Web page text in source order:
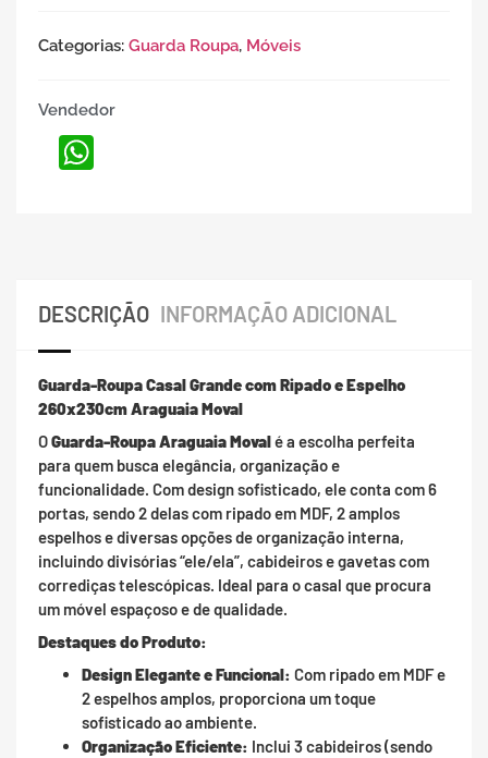
Categorias: Guarda Roupa, Móveis
Vendedor
DESCRIÇÃO INFORMAÇÃO ADICIONAL
Guarda-Roupa Casal Grande com Ripado e Espelho
260x230cm Araguaia Moval
OGuarda-Roupa Araguaia Movalé a escolha perfeita
para quem busca elegância, organização e
funcionalidade. Com design sofisticado, ele conta com 6
portas, sendo 2 delas com ripado em MDF, 2 amplos
espelhos e diversas opções de organização interna,
incluindo divisórias “ele/ela”, cabideiros e gavetas com
corrediças telescópicas. Ideal para o casal que procura
um móvel espaçoso e de qualidade.
Destaques do Produto:
Design Elegante e Funcional: Com ripado em MDF e
2 espelhos amplos, proporciona um toque
sofisticado ao ambiente.
Organização Eficiente: Inclui 3 cabideiros (sendo